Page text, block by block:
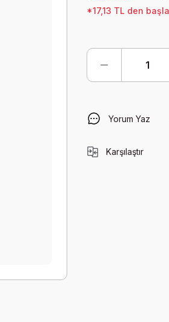
*17,13 TL den
Yorum Yaz
Karşılaştır